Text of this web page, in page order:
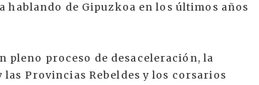
de Gipuzkoa en los últimos años
pleno proceso de desaceleración, la
Provincias Rebeldes y los corsarios